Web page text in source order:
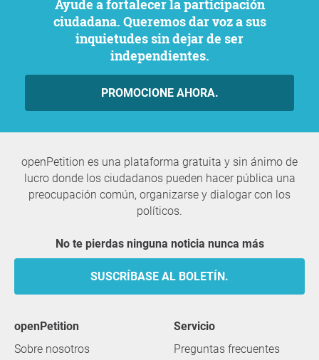
Ayude a fortalecer la participación
ciudadana. Queremos dar voz a sus
inquietudes sin dejar de ser
independientes.
PROMOCIONE AHORA.
openPetition es una plataforma gratuita y sin ánimo de
lucro donde los ciudadanos pueden hacer pública una
preocupación común, organizarse y dialogar con los
políticos.
No te pierdas ninguna noticia nunca más
SUSCRÍBASE AL BOLETÍN.
openPetition
Sobre nosotros
servicio
Preguntas frecuentes